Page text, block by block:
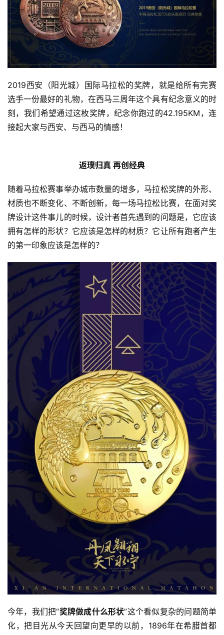
2019西安（阳光城）国际马拉松的奖牌，就是给所有完赛
选手一份最好的礼物，在西马三周年这个具有纪念意义的时
刻，我们希望通过这枚奖牌，纪念你跑过的42.195KM，连
接起大家与西安、与西马的情感！
返璞归真 再创经典
随着马拉松赛事举办城市数量的增多，马拉松奖牌的外形、
材质也不断变化、不断创新，每一场马拉松比赛，在面对奖
牌设计这件事儿的时候，设计者首先遇到的问题是，它应该
拥有怎样的形状？它应该是怎样的材质？它让所有跑者产生
的第一印象应该是怎样的？
今年，我们把“奖牌做成什么形状”这个看似复杂的问题简单
化，把目光从今天回望向更早的以前，1896年在希腊首都